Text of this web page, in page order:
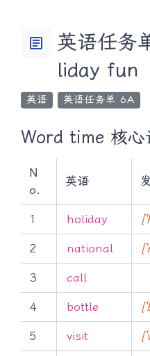
article
英语任务
liday fun
英语 英语任务单 6A
Word time 核心
N
o.
英语
1 holiday
2 national
3 call
4 bottle
5 visit